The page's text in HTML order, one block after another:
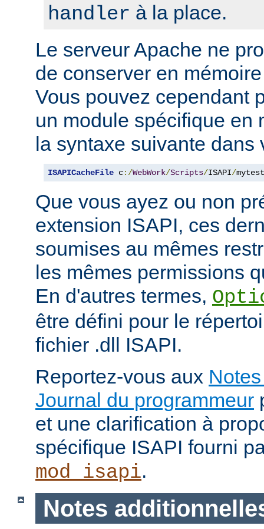
handler à la place.
Le serveur Apache ne
de conserver en
Vous pouvez cependant
un module spécifique en
la syntaxe suivante dans
ISAPICacheFile c:/WebWork/Scripts/ISAPI/mytest
Que vous ayez ou non
extension ISAPI, ces
soumises au mêmes
les mêmes permissions
En d'autres termes,
être défini pour le
fichier .dll ISAPI.
Reportez-vous aux
Journal du programmeur
et une clarification à
spécifique ISAPI fourni
mod_isapi.
Notes